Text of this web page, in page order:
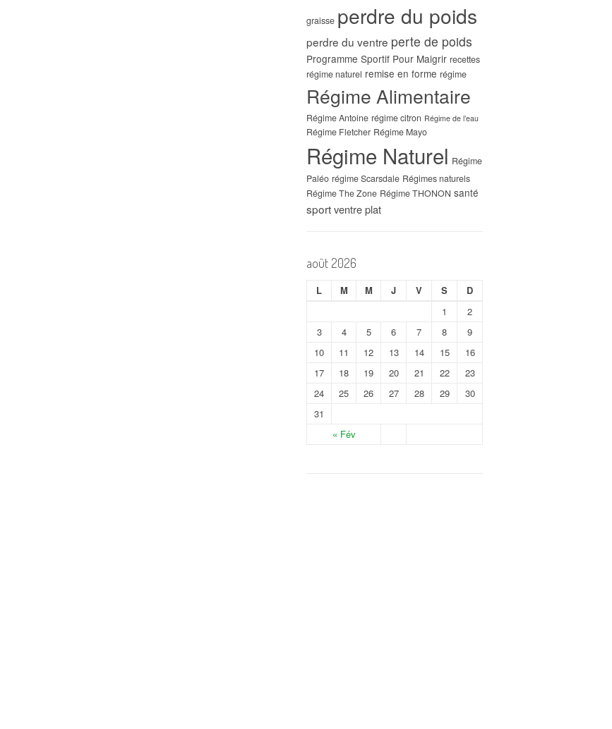
graisse perdre du poids
perdre du ventre perte de poids
Programme Sportif Pour Maigrir recettes
régime naturel remise en forme régime
Régime Alimentaire
Régime Antoine régime citron Régime de l’eau
Régime Fletcher Régime Mayo
Régime Naturel Régime
Paléo régime Scarsdale Régimes naturels
Régime The Zone Régime THONON santé
sportventre plat
août 2026
L M M J V S D
« Fév
1
2
3
4 5 6 7 8
9
10
11 12 13 14 15
16
17
18 19 20 21 22
23
24
25 26 27 28 29
30
31